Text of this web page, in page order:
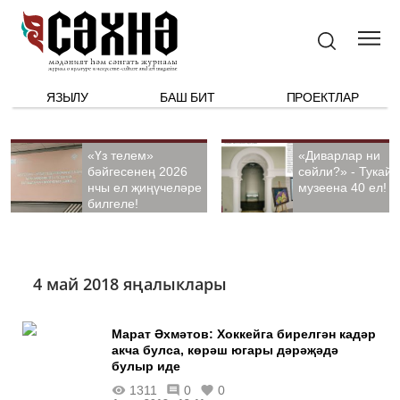
ЯЗЫЛУ БАШ БИТ ПРОЕКТЛАР
«Үз телем»
бәйгесенең 2026
нчы ел җиңүчеләре
билгеле!
«Диварлар ни
сөйли?» - Тукай
музеена 40 ел!
4 май 2018 яңалыклары
Марат Әхмәтов: Хоккейга бирелгән кадәр
акча булса, көрәш югары дәрәҗәдә
булыр иде
1311
0 0